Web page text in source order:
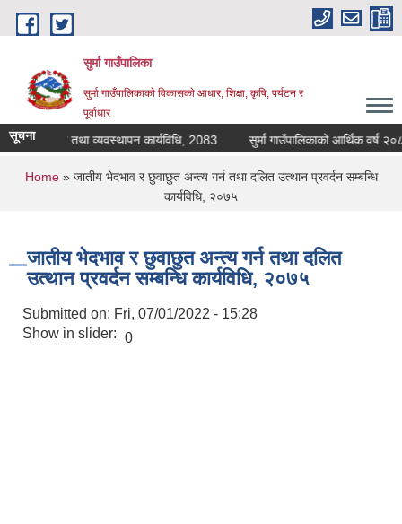
Skip to main content
सुर्मा गाउँपालिका
सुर्मा गाउँपालिकाकाे विकासकाे आधार, शिक्षा, कृषि, पर्यटन र
पूर्वाधार
सूचना
खाजा संचालन तथा व्यवस्थापन कार्यविधि, 2083 सुर्मा
You are here
Home» जातीय भेदभाव र छुवाछुत अन्त्य गर्न तथा दलित उत्थान प्रवर्दन सम्बन्धि
कार्यविधि, २०७५
जातीय भेदभाव र छुवाछुत अन्त्य गर्न तथा दलित
उत्थान प्रवर्दन सम्बन्धि कार्यविधि, २०७५
Submitted on: Fri, 07/01/2022 - 15:28
Show in slider: 0